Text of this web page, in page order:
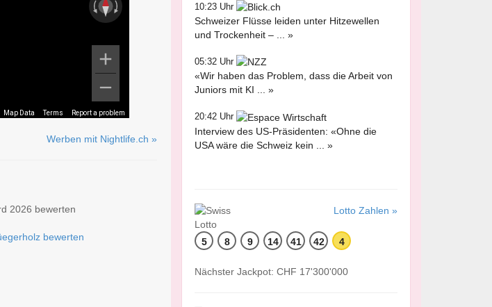
Map Data Terms Report a problem
Werben mit Nightlife.ch »
2026 bewerten
bewerten
10:23 Uhr
Schweizer Flüsse leiden unter Hitzewellen
und Trockenheit – ... »
05:32 Uhr
«Wir haben das Problem, dass die Arbeit von
Juniors mit KI ... »
20:42 Uhr
Interview des US-Präsidenten: «Ohne die
USA wäre die Schweiz kein ... »
Lotto Zahlen »
5 8 9 14 41 42 4
Nächster Jackpot: CHF 17'300'000